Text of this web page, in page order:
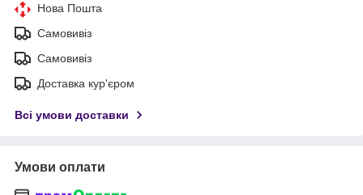
Нова Пошта
Самовивіз
Самовивіз
Доставка кур'єром
Всі умови доставки
Умови оплати